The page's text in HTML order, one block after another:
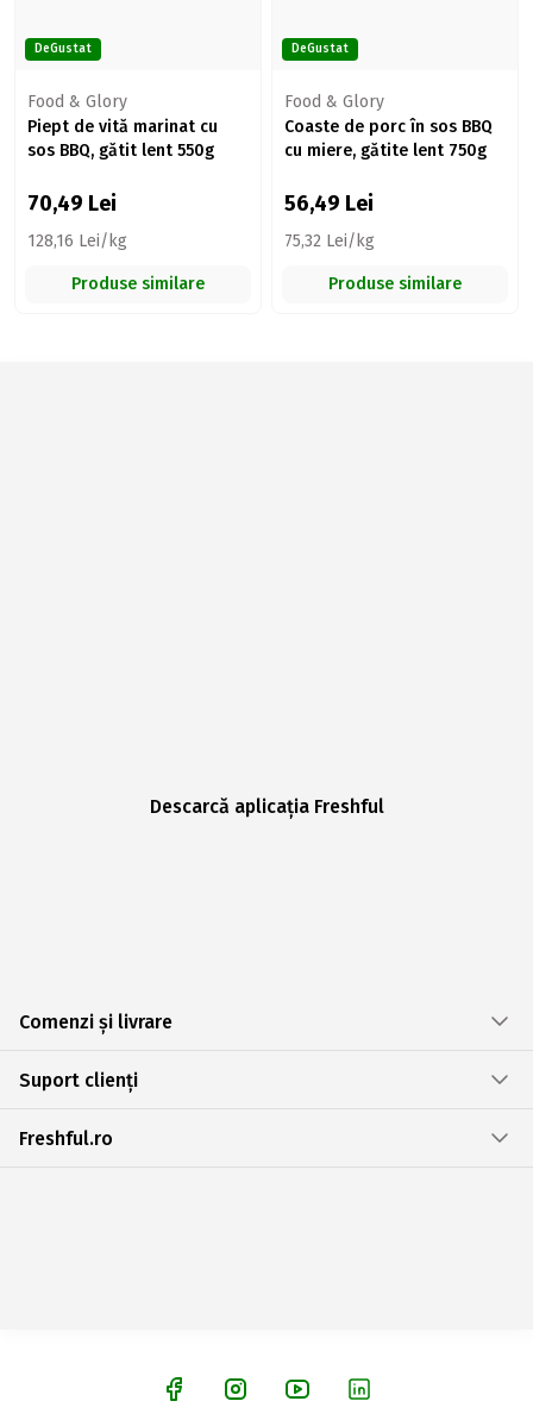
DeGustat
Food & Glory
Piept de vită marinat cu
sos BBQ, gătit lent 550g
70,49 Lei
128,16 Lei/kg
Produse similare
DeGustat
Food & Glory
Coaste de porc în sos BBQ
cu miere, gătite lent 750g
56,49 Lei
75,32 Lei/kg
Produse similare
Descarcă aplicația Freshful
Comenzi și livrare
Suport clienți
Freshful.ro